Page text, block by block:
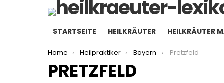
STARTSEITE HEILKRÄUTER HEILKRÄUTER
You are here:
Home Heilpraktiker Bayern Pretzfeld
PRETZFELD